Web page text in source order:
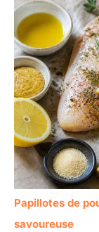
Papillotes de
savoureuse